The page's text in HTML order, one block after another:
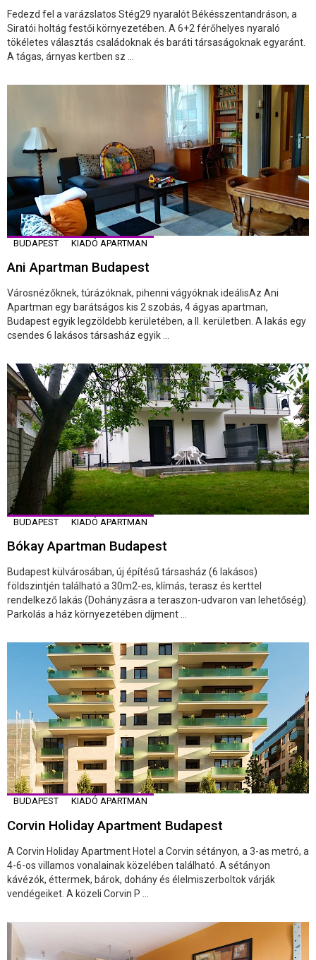
Fedezd fel a varázslatos Stég29 nyaralót Békésszentandráson, a
Siratói holtág festői környezetében. A 6+2 férőhelyes nyaraló
tökéletes választás családoknak és baráti társaságoknak egyaránt.
A tágas, árnyas kertben sz ...
BUDAPEST KIADÓ APARTMAN
Ani Apartman Budapest
Városnézőknek, túrázóknak, pihenni vágyóknak ideálisAz Ani
Apartman egy barátságos kis 2 szobás, 4 ágyas apartman,
Budapest egyik legzöldebb kerületében, a II. kerületben. A lakás egy
csendes 6 lakásos társasház egyik ...
BUDAPEST KIADÓ APARTMAN
Bókay Apartman Budapest
Budapest külvárosában, új építésű társasház (6 lakásos)
földszintjén található a 30m2-es, klímás, terasz és kerttel
rendelkező lakás (Dohányzásra a teraszon-udvaron van lehetőség).
Parkolás a ház környezetében díjment ...
BUDAPEST KIADÓ APARTMAN
Corvin Holiday Apartment Budapest
A Corvin Holiday Apartment Hotel a Corvin sétányon, a 3-as metró, a
4-6-os villamos vonalainak közelében található. A sétányon
kávézók, éttermek, bárok, dohány és élelmiszerboltok várják
vendégeiket. A közeli Corvin P ...